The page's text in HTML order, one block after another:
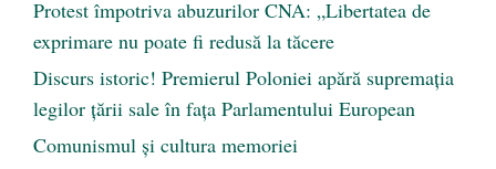
Protest împotriva abuzurilor CNA: „Libertatea de
exprimare nu poate fi redusă la tăcere
Discurs istoric! Premierul Poloniei apără supremația
legilor țării sale în fața Parlamentului European
Comunismul şi cultura memoriei